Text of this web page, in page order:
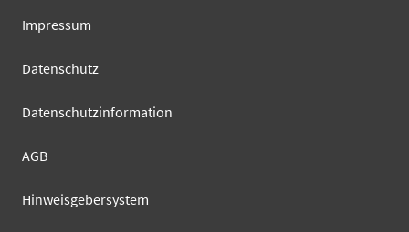
Impressum
Datenschutz
Datenschutzinformation
AGB
Hinweisgebersystem